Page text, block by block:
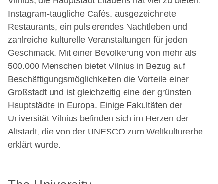
Instagram-taugliche Cafés, ausgezeichnete
Restaurants, ein pulsierendes Nachtleben und
zahlreiche kulturelle Veranstaltungen für jeden
Geschmack. Mit einer Bevölkerung von mehr als
500.000 Menschen bietet Vilnius in Bezug auf
Beschäftigungsmöglichkeiten die Vorteile einer
Großstadt und ist gleichzeitig eine der grünsten
Hauptstädte in Europa. Einige Fakultäten der
Universität Vilnius befinden sich im Herzen der
Altstadt, die von der UNESCO zum Weltkulturerbe
erklärt wurde.